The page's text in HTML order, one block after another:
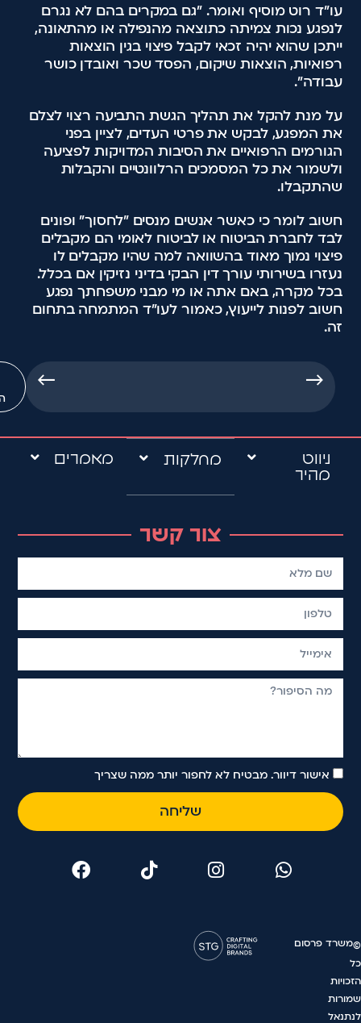
עו"ד רוט מוסיף ואומר. "גם במקרים בהם לא נגרם
לנפגע נכות צמיתה כתוצאה מהנפילה או מהתאונה,
ייתכן שהוא יהיה זכאי לקבל פיצוי בגין הוצאות
רפואיות, הוצאות שיקום, הפסד שכר ואובדן כושר
עבודה".
על מנת להקל את תהליך הגשת התביעה רצוי לצלם
את המפגע, לבקש את פרטי העדים, לציין בפני
הגורמים הרפואיים את הסיבות המדויקות לפציעה
ולשמור את כל המסמכים הרלוונטיים והקבלות
שהתקבלו.
חשוב לומר כי כאשר אנשים מנסים "לחסוך" ופונים
לבד לחברת הביטוח או לביטוח לאומי הם מקבלים
פיצוי נמוך מאוד בהשוואה למה שהיו מקבלים לו
נעזרו בשירותי עורך דין הבקי בדיני נזיקין אם בכלל.
בכל מקרה, באם אתה או מי מבני משפחתך נפגע
חשוב לפנות לייעוץ, כאמור לעו"ד המתמחה בתחום
זה.
→
←
ניווט
מהיר
מחלקות מאמרים
צור קשר
אישור דיוור. מבטיח לא לחפור יותר ממה שצריך
שליחה
©
כל
הזכויות
שמורות
לנתנאל
משרד פרסום